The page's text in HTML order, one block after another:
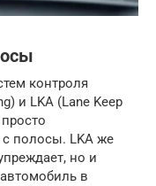
контроля
и LKA (Lane Keep
с полосы. LKA же
но и
в